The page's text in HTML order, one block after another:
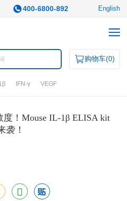
400-6800-892 English
购物车(0)
IFN-γ VEGF
！Mouse IL-1β ELISA kit
袭！